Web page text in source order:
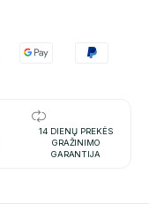
14 DIENŲ PREKĖS
GRAŽINIMO
GARANTIJA